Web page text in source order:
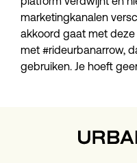
marketingkanalen
akkoord gaat met
met #rideurbanarrow,
gebruiken. Je hoeft